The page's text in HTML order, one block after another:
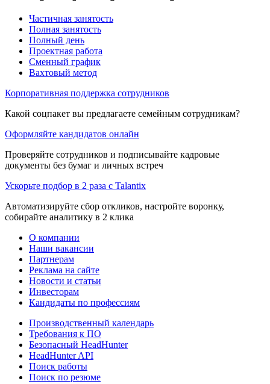
Частичная занятость
Полная занятость
Полный день
Проектная работа
Сменный график
Вахтовый метод
Корпоративная поддержка сотрудников
Какой соцпакет вы предлагаете семейным сотрудникам?
Оформляйте кандидатов онлайн
Проверяйте сотрудников и подписывайте кадровые
документы без бумаг и личных встреч
Ускорьте подбор в 2 раза с Talantix
Автоматизируйте сбор откликов, настройте воронку,
собирайте аналитику в 2 клика
О компании
Наши вакансии
Партнерам
Реклама на сайте
Новости и статьи
Инвесторам
Кандидаты по профессиям
Производственный календарь
Требования к ПО
Безопасный HeadHunter
HeadHunter API
Поиск работы
Поиск по резюме